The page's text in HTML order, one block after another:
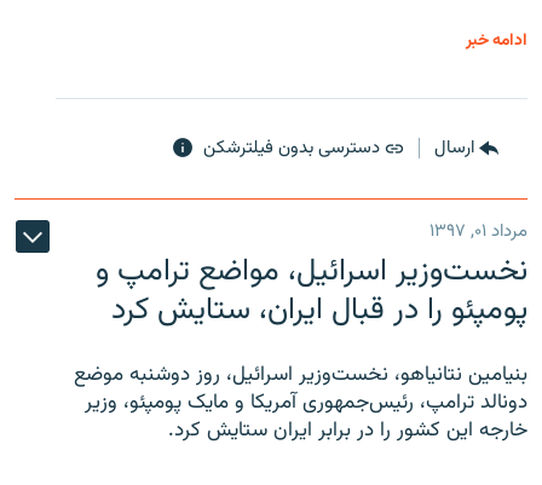
ادامه خبر
ارسال دسترسی بدون فیلترشکن
مرداد ۰۱, ۱۳۹۷
نخست‌وزیر اسرائیل، مواضع ترامپ و
پومپئو را در قبال ایران، ستایش کرد
بنیامین نتانیاهو، نخست‌وزیر اسرائیل، روز دوشنبه موضع
دونالد ترامپ، رئیس‌جمهوری آمریکا و مایک پومپئو، وزیر
خارجه این کشور را در برابر ایران ستایش کرد.